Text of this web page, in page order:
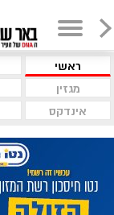
ראשי
מגזין
אינדקס